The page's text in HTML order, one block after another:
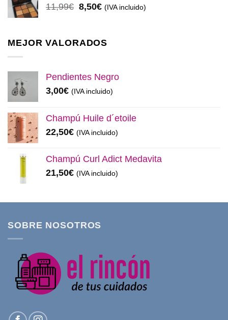
32,99€.28,50€.
11,99€ El
era:
8,50€El
es:
(IVA incluido)
MEJOR VALORADOS
Pendientes Negro
3,00€ (IVA incluido)
Champú Huile d´etoile
22,50€ (IVA incluido)
Champú Curl Adict Medavita
21,50€ (IVA incluido)
SOBRE NOSOTROS